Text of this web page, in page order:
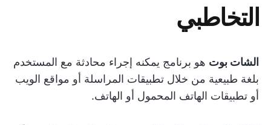
التخاطبي
الشات بوت هو برنامج يمكنه إجراء محادثة مع المستخدم
بلغة طبيعية من خلال تطبيقات المراسلة أو مواقع الويب
أو تطبيقات الهاتف المحمول أو الهاتف.